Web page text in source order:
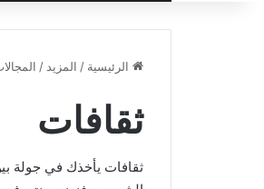
الرئيسية / المزيد /
ثقافات
ثقافات يأخذك في جولة